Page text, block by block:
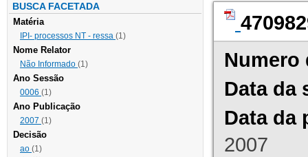
BUSCA FACETADA
Matéria
IPI- processos NT - ressa (1)
Nome Relator
Não Informado (1)
Ano Sessão
0006 (1)
Ano Publicação
2007 (1)
Decisão
ao (1)
Numero
Data da
Data da
2007